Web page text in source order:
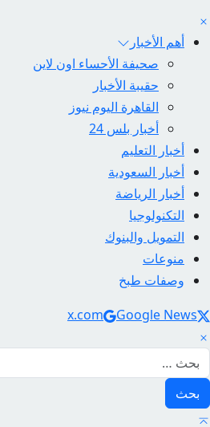
أهم الأخبار
صحيفة الأحساء اون لاين
حقيبة الأخبار
القاهرة اليوم نيوز
أخبار بلس 24
أخبار التعليم
أخبار السعودية
أخبار الرياضة
التكنولوجيا
التمويل والبنوك
منوعات
وصفات طبخ
Social Links
x.com Google News
البحث عن: